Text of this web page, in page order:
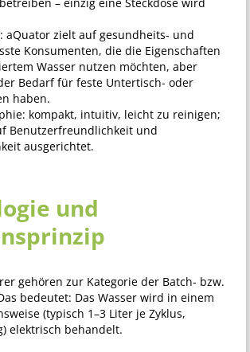
aQuator zielt auf gesundheits- und
Konsumenten, die die Eigenschaften
Wasser nutzen möchten, aber
Bedarf für feste Untertisch- oder
haben.
kompakt, intuitiv, leicht zu reinigen;
Benutzerfreundlichkeit und
ausgerichtet.
und
gehören zur Kategorie der Batch- bzw.
bedeutet: Das Wasser wird in einem
(typisch 1–3 Liter je Zyklus,
elektrisch behandelt.